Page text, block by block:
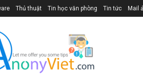
Thủ thuật Tin học văn phòng Tin tức Mail